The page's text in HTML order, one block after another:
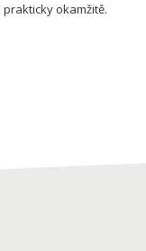
okamžitě.